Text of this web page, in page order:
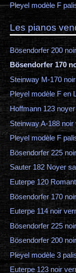
Pleyel modèle F
Les pianos
Bösendorfer 200
Bösendorfer 170
Steinway M-170
Pleyel modèle F en
Hoffmann 123
Steinway A-188 noir
Pleyel modèle F
Bösendorfer 225
Sauter 182 Noyer
Euterpe 120
Bösendorfer 170
Euterpe 114 noir
Bösendorfer 225
Bösendorfer 200
Pleyel modèle 3
Euterpe 123 noir